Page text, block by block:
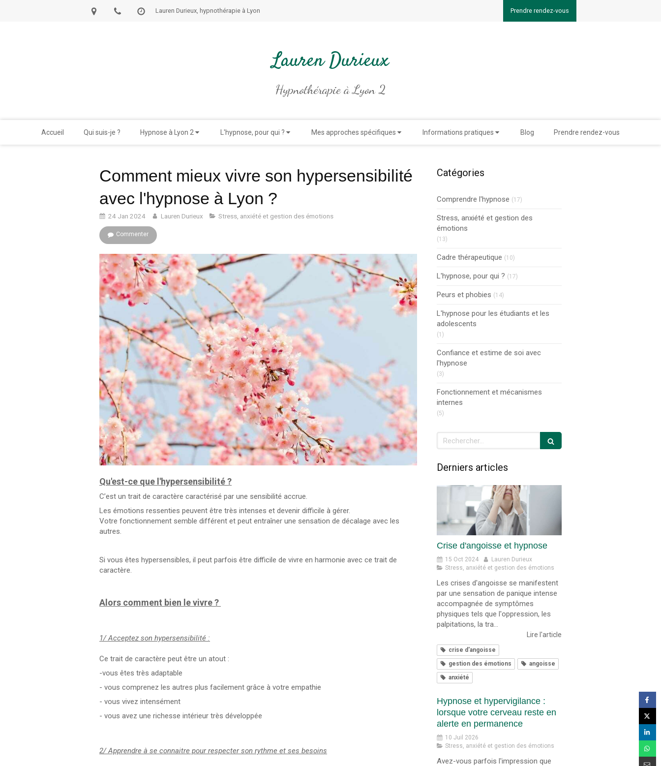
Lauren Durieux, hypnothérapie à Lyon Prendre rendez-vous
Lauren Durieux
Hypnothérapie à Lyon 2
Accueil Qui suis-je ? Hypnose à Lyon 2 L'hypnose, pour qui ? Mes approches spécifiques Informations pratiques Blog Prendre rendez-vous
Comment mieux vivre son hypersensibilité
avec l'hypnose à Lyon ?
24 Jan 2024 Lauren Durieux Stress, anxiété et gestion des émotions
Commenter
Qu'est-ce que l'hypersensibilité ?
C’est un trait de caractère caractérisé par une sensibilité accrue.
Les émotions ressenties peuvent être très intenses et devenir difficile à gérer.
Votre fonctionnement semble différent et peut entraîner une sensation de décalage avec les
autres.
Si vous êtes hypersensibles, il peut parfois être difficile de vivre en harmonie avec ce trait de
caractère.
Alors comment bien le vivre ?
1/ Acceptez son hypersensibilité :
Ce trait de caractère peut être un atout :
-vous êtes très adaptable
- vous comprenez les autres plus facilement grâce à votre empathie
- vous vivez intensément
- vous avez une richesse intérieur très développée
2/ Apprendre à se connaitre pour respecter son rythme et ses besoins
Catégories
Comprendre l'hypnose (17)
Stress, anxiété et gestion des
émotions
(13)
Cadre thérapeutique (10)
L'hypnose, pour qui ? (17)
Peurs et phobies (14)
L'hypnose pour les étudiants et les
adolescents
(1)
Confiance et estime de soi avec
l'hypnose
(3)
Fonctionnement et mécanismes
internes
(5)
Rechercher
Derniers articles
Crise d'angoisse et hypnose
15 Oct 2024
Lauren Durieux
Stress, anxiété et gestion des émotions
Les crises d'angoisse se manifestent
par une sensation de panique intense
accompagnée de symptômes
physiques tels que l'oppression, les
palpitations, la tra...
Lire l'article
crise d'angoisse
gestion des émotions
angoisse
anxiété
Hypnose et hypervigilance :
lorsque votre cerveau reste en
alerte en permanence
10 Juil 2026
Stress, anxiété et gestion des émotions
Avez-vous parfois l'impression que